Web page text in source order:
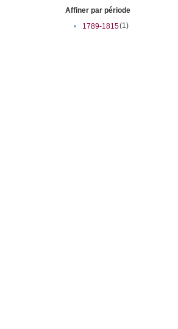
Affiner par période
•
1789-1815(1)